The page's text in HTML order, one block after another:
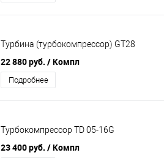
Турбина (турбокомпрессор) GT28
22 880 руб. / Компл
Подробнее
Турбокомпрессор TD 05-16G
23 400 руб. / Компл